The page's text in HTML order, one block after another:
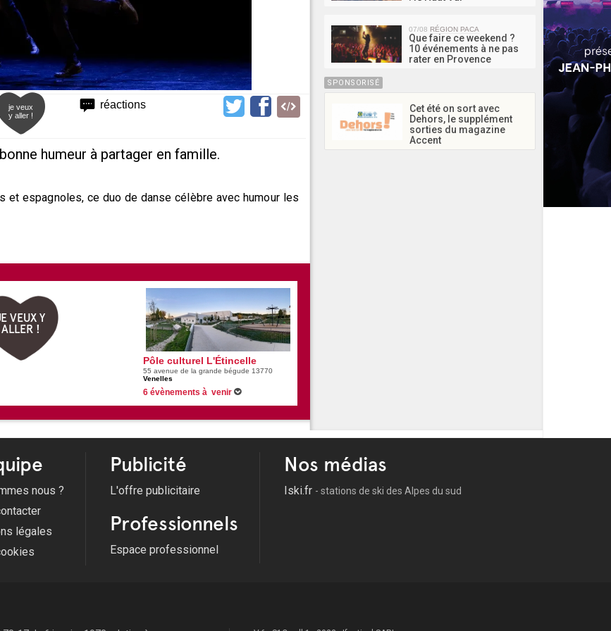
réactions
je veux
y aller !
humeur à partager en famille.
espagnoles, ce duo de danse célèbre avec humour les
VEUX Y
ALLER !
Pôle culturel L'Étincelle
55 avenue de la grande bégude 13770
Venelles
6 évènements à venir
07/08 RÉGION PACA
Que faire ce weekend ?
10 événements à ne pas
rater en Provence
SPONSORISÉ
Cet été on sort avec
Dehors, le supplément
sorties du magazine
Accent
nous ?
légales
Publicité
L'offre publicitaire
Professionnels
Espace professionnel
Nos médias
Iski.fr - stations de ski des Alpes du sud